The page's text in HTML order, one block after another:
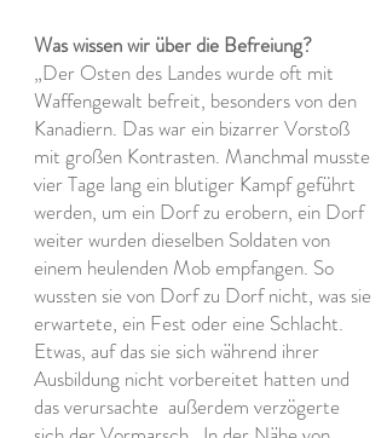
Was wissen wir über die Befreiung?
„Der Osten des Landes wurde oft mit
Waffengewalt befreit, besonders von den
Kanadiern. Das war ein bizarrer Vorstoß
mit großen Kontrasten. Manchmal musste
vier Tage lang ein blutiger Kampf geführt
werden, um ein Dorf zu erobern, ein Dorf
weiter wurden dieselben Soldaten von
einem heulenden Mob empfangen. So
wussten sie von Dorf zu Dorf nicht, was sie
erwartete, ein Fest oder eine Schlacht.
Etwas, auf das sie sich während ihrer
Ausbildung nicht vorbereitet hatten und
das verursachte außerdem verzögerte